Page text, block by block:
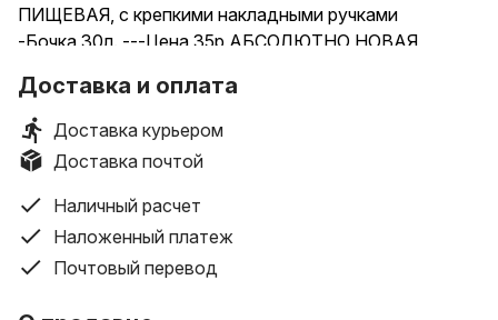
ПИЩЕВАЯ, с крепкими накладными ручками
-Бочка 30л. ---Цена 35р АБСОЛЮТНО НОВАЯ
крепкими накладными ручками.
-Бочка 30л. ---Цена 45р АБСОЛЮТНО НОВАЯ
ПИЩЕВАЯ УСИЛЕННАЯ, внутри покрыта БЕЛЫМ
ПЛАСТИКОМ с крепкими накладными ручками.
Бочки из прочного пищевого пластика с крышкой и
зажимным обручем. Идеально подойдет для душа,
сбора воды для капельного и обычного полива
огорода, любое другое хозяйственное и пищевое
Доставка и оплата
Доставка курьером
Доставка почтой
Наличный расчет
Наложенный платеж
Почтовый перевод